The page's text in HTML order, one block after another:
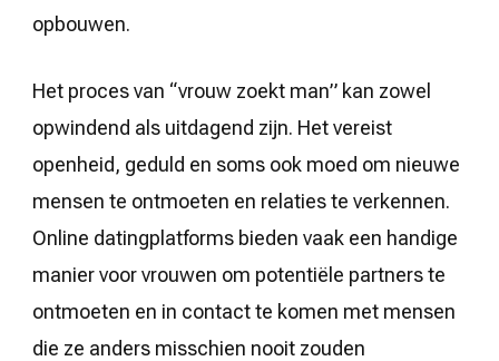
opbouwen.
Het proces van “vrouw zoekt man” kan zowel
opwindend als uitdagend zijn. Het vereist
openheid, geduld en soms ook moed om nieuwe
mensen te ontmoeten en relaties te verkennen.
Online datingplatforms bieden vaak een handige
manier voor vrouwen om potentiële partners te
ontmoeten en in contact te komen met mensen
die ze anders misschien nooit zouden